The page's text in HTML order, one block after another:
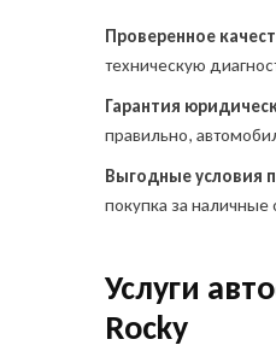
Проверенное
техническую
Гарантия
правильно,
Выгодные условия
покупка за наличные
Услуги
Rocky